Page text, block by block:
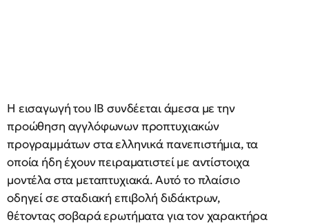
Η εισαγωγή του IB συνδέεται άμεσα με την
προώθηση αγγλόφωνων προπτυχιακών
προγραμμάτων στα ελληνικά πανεπιστήμια, τα
οποία ήδη έχουν πειραματιστεί με αντίστοιχα
μοντέλα στα μεταπτυχιακά. Αυτό το πλαίσιο
οδηγεί σε σταδιακή επιβολή διδάκτρων,
θέτοντας σοβαρά ερωτήματα για τον χαρακτήρα